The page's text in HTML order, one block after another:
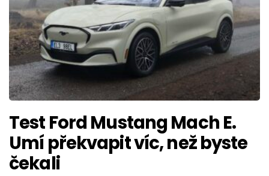
Test Ford Mustang Mach E.
Umí překvapit víc, než byste
čekali